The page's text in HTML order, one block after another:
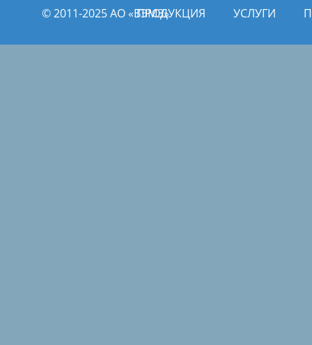
© 2011­­-2025 АО «ВЭМЗ»ПРОДУКЦИЯ УСЛУГИ